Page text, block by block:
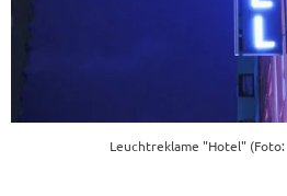
Leuchtreklame "Hotel" (Foto: